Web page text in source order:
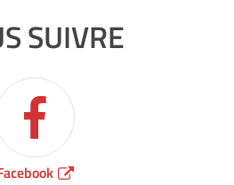
SUIVRE